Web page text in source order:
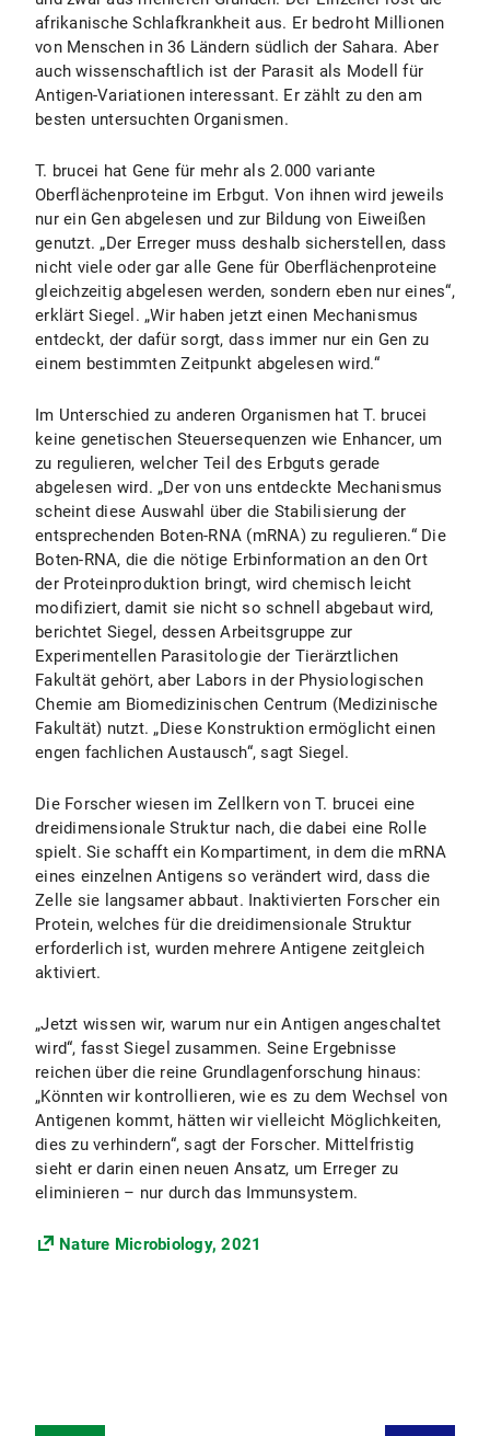
afrikanische Schlafkrankheit aus. Er bedroht Millionen
von Menschen in 36 Ländern südlich der Sahara. Aber
auch wissenschaftlich ist der Parasit als Modell für
Antigen-Variationen interessant. Er zählt zu den am
besten untersuchten Organismen.
T. brucei hat Gene für mehr als 2.000 variante
Oberflächenproteine im Erbgut. Von ihnen wird jeweils
nur ein Gen abgelesen und zur Bildung von Eiweißen
genutzt. „Der Erreger muss deshalb sicherstellen, dass
nicht viele oder gar alle Gene für Oberflächenproteine
gleichzeitig abgelesen werden, sondern eben nur eines“,
erklärt Siegel. „Wir haben jetzt einen Mechanismus
entdeckt, der dafür sorgt, dass immer nur ein Gen zu
einem bestimmten Zeitpunkt abgelesen wird.“
Im Unterschied zu anderen Organismen hat T. brucei
keine genetischen Steuersequenzen wie Enhancer, um
zu regulieren, welcher Teil des Erbguts gerade
abgelesen wird. „Der von uns entdeckte Mechanismus
scheint diese Auswahl über die Stabilisierung der
entsprechenden Boten-RNA (mRNA) zu regulieren.“ Die
Boten-RNA, die die nötige Erbinformation an den Ort
der Proteinproduktion bringt, wird chemisch leicht
modifiziert, damit sie nicht so schnell abgebaut wird,
berichtet Siegel, dessen Arbeitsgruppe zur
Experimentellen Parasitologie der Tierärztlichen
Fakultät gehört, aber Labors in der Physiologischen
Chemie am Biomedizinischen Centrum (Medizinische
Fakultät) nutzt. „Diese Konstruktion ermöglicht einen
engen fachlichen Austausch“, sagt Siegel.
Die Forscher wiesen im Zellkern von T. brucei eine
dreidimensionale Struktur nach, die dabei eine Rolle
spielt. Sie schafft ein Kompartiment, in dem die mRNA
eines einzelnen Antigens so verändert wird, dass die
Zelle sie langsamer abbaut. Inaktivierten Forscher ein
Protein, welches für die dreidimensionale Struktur
erforderlich ist, wurden mehrere Antigene zeitgleich
aktiviert.
„Jetzt wissen wir, warum nur ein Antigen angeschaltet
wird“, fasst Siegel zusammen. Seine Ergebnisse
reichen über die reine Grundlagenforschung hinaus:
„Könnten wir kontrollieren, wie es zu dem Wechsel von
Antigenen kommt, hätten wir vielleicht Möglichkeiten,
dies zu verhindern“, sagt der Forscher. Mittelfristig
sieht er darin einen neuen Ansatz, um Erreger zu
eliminieren – nur durch das Immunsystem.
Nature Microbiology, 2021